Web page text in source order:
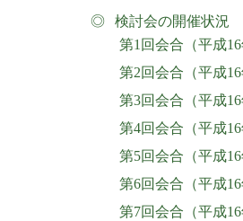
◎
検討会の開催状況
第1回会合（平成16
第2回会合（平成16
第3回会合（平成16
第4回会合（平成16
第5回会合（平成16
第6回会合（平成16
第7回会合（平成16